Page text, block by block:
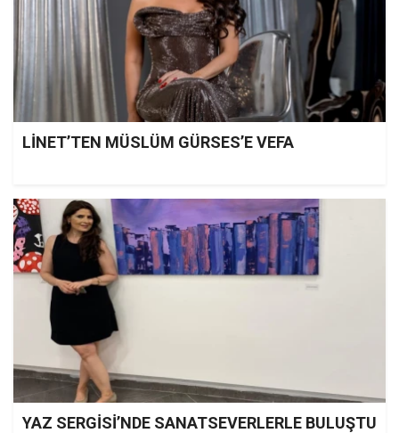
LİNET’TEN MÜSLÜM GÜRSES’E VEFA
YAZ SERGİSİ’NDE SANATSEVERLERLE BULUŞTU